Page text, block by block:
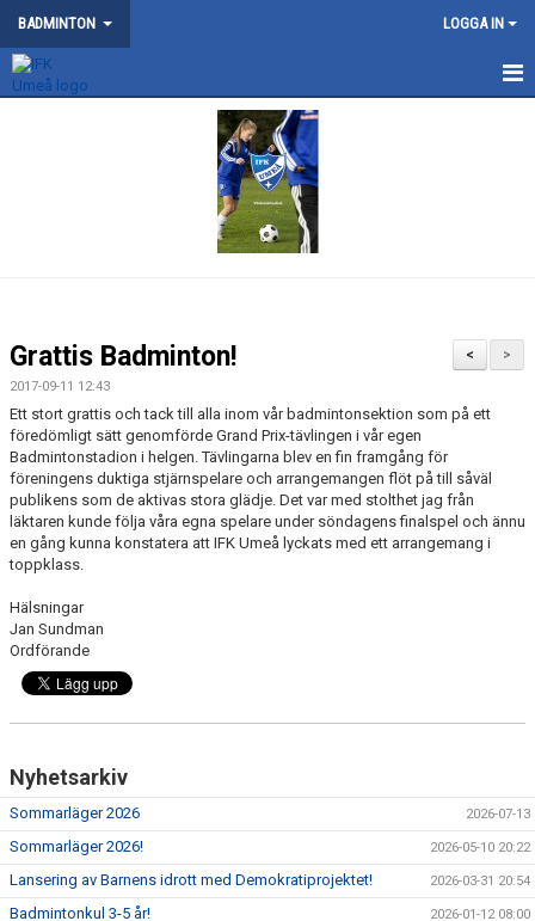
BADMINTON LOGGA IN
TRÄNING
TÄVLING
DOKUMENT
KALENDER
FAQ
ÅRSHJUL
>
<
Grattis Badminton!
2017-09-11 12:43
Ett stort grattis och tack till alla inom vår badmintonsektion som på ett
föredömligt sätt genomförde Grand Prix-tävlingen i vår egen
Badmintonstadion i helgen. Tävlingarna blev en fin framgång för
föreningens duktiga stjärnspelare och arrangemangen flöt på till såväl
publikens som de aktivas stora glädje. Det var med stolthet jag från
läktaren kunde följa våra egna spelare under söndagens finalspel och ännu
en gång kunna konstatera att IFK Umeå lyckats med ett arrangemang i
toppklass.
Hälsningar
Jan Sundman
Ordförande
Nyhetsarkiv
Sommarläger 2026 2026-07-13
Sommarläger 2026! 2026-05-10 20:22
Lansering av Barnens idrott med Demokratiprojektet! 2026-03-31 20:54
Badmintonkul 3-5 år! 2026-01-12 08:00